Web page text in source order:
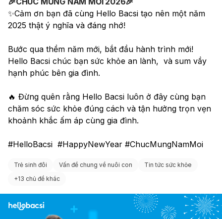
✨Cảm ơn bạn đã cùng Hello Bacsi tạo nên một năm
2025 thật ý nghĩa và đáng nhớ!
Bước qua thềm năm mới, bắt đầu hành trình mới!
Hello Bacsi chúc bạn sức khỏe an lành,  và sum vầy
hạnh phúc bên gia đình.
🔥 Đừng quên rằng Hello Bacsi luôn ở đây cùng bạn
chăm sóc sức khỏe đúng cách và tận hưởng trọn vẹn
khoảnh khắc ấm áp cùng gia đình.
#HelloBacsi  #HappyNewYear #ChucMungNamMoi
Trẻ sinh đôi Vấn đề chung về nuôi con
Tin tức sức khỏe
+13 chủ đề khác